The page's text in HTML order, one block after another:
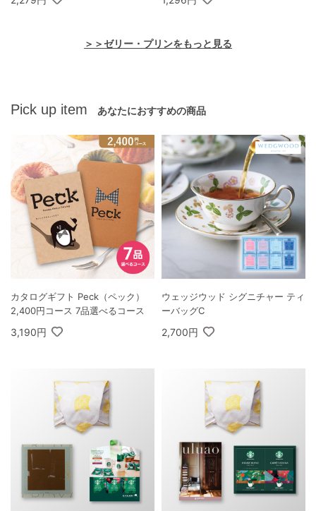
＞＞ゼリー・プリンをもっと見る
Pick up item あなたにおすすめの商品
カタログギフト Peck（ペック）
2,400円コース 7品選べるコース
3,190円
ウェッジウッド シグニチャー ティ
ーバッグC
2,700円